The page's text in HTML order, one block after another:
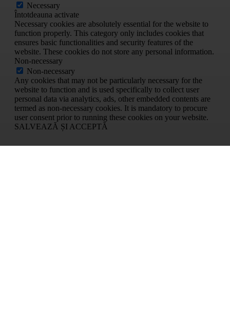
Necessary
Întotdeauna activate
Necessary cookies are absolutely essential for the website to
function properly. This category only includes cookies that
ensures basic functionalities and security features of the
website. These cookies do not store any personal information.
Non-necessary
Non-necessary
Any cookies that may not be particularly necessary for the
website to function and is used specifically to collect user
personal data via analytics, ads, other embedded contents are
termed as non-necessary cookies. It is mandatory to procure
user consent prior to running these cookies on your website.
SALVEAZĂ ȘI ACCEPTĂ